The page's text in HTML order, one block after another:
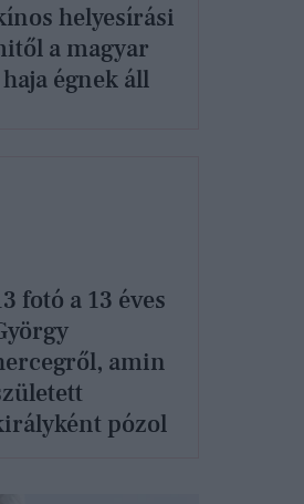
helyesírási
a magyar
égnek áll
fotó a 13 éves
amin
pózol